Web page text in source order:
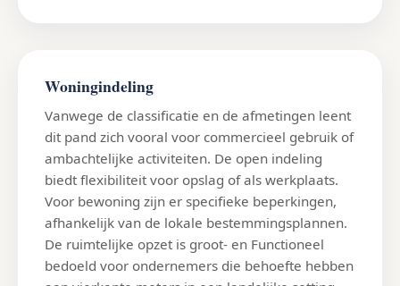
Woningindeling
Vanwege de classificatie en de afmetingen leent
dit pand zich vooral voor commercieel gebruik of
ambachtelijke activiteiten. De open indeling
biedt flexibiliteit voor opslag of als werkplaats.
Voor bewoning zijn er specifieke beperkingen,
afhankelijk van de lokale bestemmingsplannen.
De ruimtelijke opzet is groot- en Functioneel
bedoeld voor ondernemers die behoefte hebben